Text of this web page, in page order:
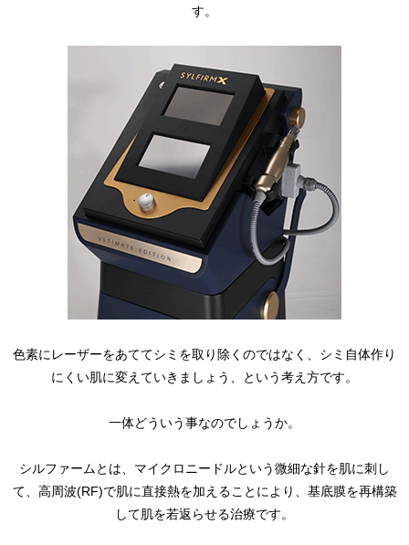
す。
色素にレーザーをあててシミを取り除くのではなく、シミ自体作り
にくい肌に変えていきましょう、という考え方です。
一体どういう事なのでしょうか。
シルファームとは、マイクロニードルという微細な針を肌に刺し
て、高周波(RF)で肌に直接熱を加えることにより、基底膜を再構築
して肌を若返らせる治療です。